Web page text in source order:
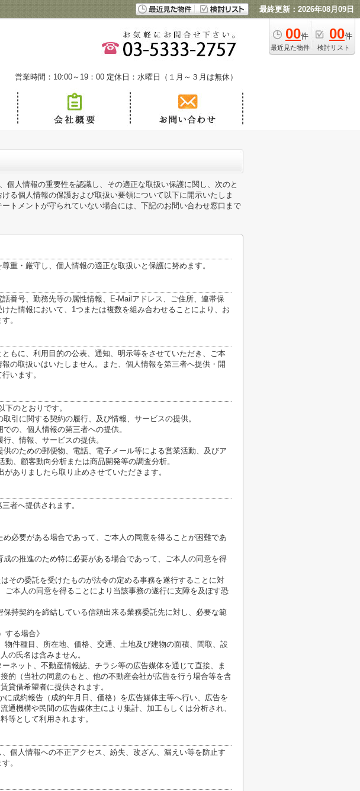
最終更新：2026年08月09日
00件
最近見た物件
00件
検討リスト
営業時間：10:00～19：00 定休日：水曜日（１月～３月は無休）
個人情報の重要性を認識し、その適正な取扱い保護に関し、次のと
る個人情報の保護および取扱い要領について以下に開示いたしま
トメントが守られていない場合には、下記のお問い合わせ窓口まで
重・厳守し、個人情報の適正な取扱いと保護に努めます。
番号、勤務先等の属性情報、E-Mailアドレス、ご住所、連帯保
た情報において、1つまたは複数を組み合わせることにより、お
。
もに、利用目的の公表、通知、明示等をさせていただき、ご本
の取扱いはいたしません。また、個人情報を第三者へ提供・開
います。
のとおりです。
引に関する契約の履行、及び情報、サービスの提供。
の、個人情報の第三者への提供。
、情報、サービスの提供。
供のための郵便物、電話、電子メール等による営業活動、及びア
、顧客動向分析または商品開発等の調査分析。
ありましたら取り止めさせていただきます。
者へ提供されます。
め必要がある場合であって、ご本人の同意を得ることが困難であ
成の推進のため特に必要がある場合であって、ご本人の同意を得
その委託を受けたものが法令の定める事務を遂行することに対
ご本人の同意を得ることにより当該事務の遂行に支障を及ぼす恐
保持契約を締結している信頼出来る業務委託先に対し、必要な範
する場合》
物件種目、所在地、価格、交通、土地及び建物の面積、間取、設
の氏名は含みません。
ネット、不動産情報誌、チラシ等の広告媒体を通じて直接、ま
的（当社の同意のもと、他の不動産会社が広告を行う場合等を含
貸借希望者に提供されます。
に成約報告（成約年月日、価格）を広告媒体主等へ行い、広告を
通機構や民間の広告媒体主により集計、加工もしくは分析され、
等として利用されます。
個人情報への不正アクセス、紛失、改ざん、漏えい等を防止す
。